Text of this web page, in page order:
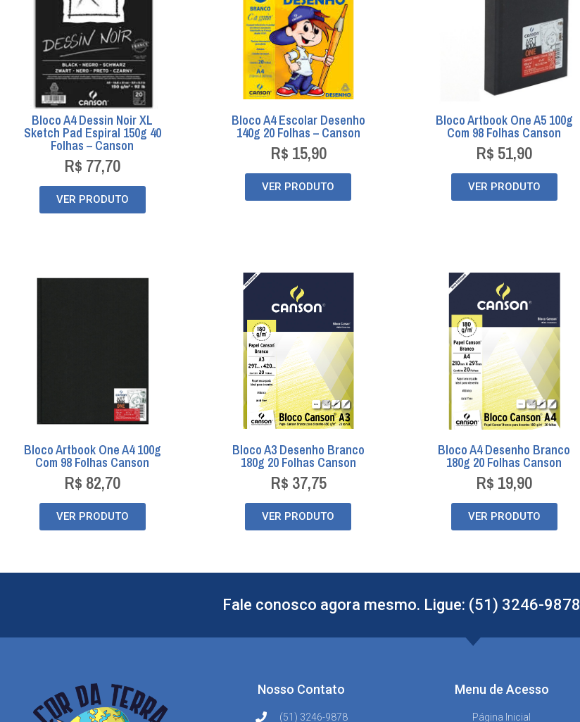
Bloco A4 Dessin Noir XL
Sketch Pad Espiral 150g 40
Folhas – Canson
R$ 77,70
VER PRODUTO
Bloco A4 Escolar Desenho
140g 20 Folhas – Canson
R$ 15,90
VER PRODUTO
Bloco Artbook One A5 100g
Com 98 Folhas Canson
R$ 51,90
VER PRODUTO
Bloco Artbook One A4 100g
Com 98 Folhas Canson
R$ 82,70
VER PRODUTO
Bloco A3 Desenho Branco
180g 20 Folhas Canson
R$ 37,75
VER PRODUTO
Bloco A4 Desenho Branco
180g 20 Folhas Canson
R$ 19,90
VER PRODUTO
Fale conosco agora mesmo. Ligue: (51) 3246-9878
Nosso Contato
(51) 3246-9878
Menu de Acesso
Página Inicial